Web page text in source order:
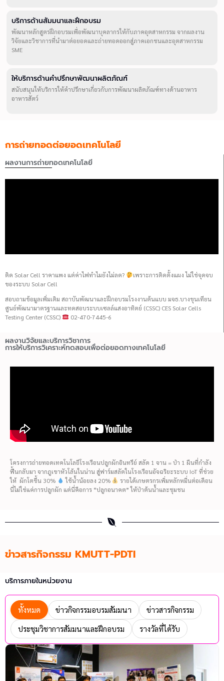
บริการด้านสัมมนาและฝึกอบรม
พัฒนาหลักสูตรฝึกอบรมเพื่อพัฒนาบุคลากรให้กับภาคอุตสาหกรรม จากผลงาน
วิจัยและวิชาการที่นำมาต่อยอดและถ่ายทอดออกสู่ภาคเอกชนและอุตสาหกรรม
SME
ให้บริการด้านคำปรึกษาพัฒนาผลิตภัณฑ์
สนับสนุนให้บริการให้คำปรึกษาเกี่ยวกับการพัฒนาผลิตภัณฑ์ทางด้านอาหาร
อาหารสัตว์
การถ่ายทอดต่อยอดเทคโนโลยี
ผลงานการถ่ายทอดเทคโนโลยี
ติด Solar Cell ราคาแพง แต่ค่าไฟทำไมยังไม่ลด?
เพราะการติดตั้งแผง ไม่ใช่จุดจบ
ของระบบ Solar Cell
สอบถามข้อมูลเพิ่มเติม สถาบันพัฒนาและฝึกอบรมโรงงานต้นแบบ มจธ.บางขุนเทียน
ศูนย์พัฒนามาตรฐานและทดสอบระบบเซลล์แสงอาทิตย์ (CSSC) CES Solar Cells
Testing Center (CSSC)
02-470-7445-6
ผลงานวิจัยและบริการวิชาการ
การให้บริการวิเคราะห์ทดสอบเพื่อต่อยอดทางเทคโนโลยี
โครงการถ่ายทอดเทคโนโลยีโรงเรือนปลูกผักอินทรีย์ สลัด 1 จาน = ป่า 1 ผืนที่กำลัง
ฟื้นกลับมา จากภูเขาหัวโล้นในน่าน สู่ฟาร์มสลัดในโรงเรือนอัจฉริยะระบบ IoT ที่ช่วย
ให้ ผักโตขึ้น 30%
ใช้น้ำน้อยลง 20%
รายได้เกษตรกรเพิ่มหลักหมื่นต่อเดือน
นี่ไม่ใช่แค่การปลูกผัก แต่นี่คือการ “ปลูกอนาคต” ให้ป่าต้นน้ำและชุมชน
ข่าวสารกิจกรรม KMUTT-PDTI
บริการภายในหน่วยงาน
ทั้งหมด ข่าวกิจกรรมอบรมสัมมนา
ข่าวสารกิจกรรม
ประชุมวิชาการสัมมนาและฝึกอบรม
รางวัลที่ได้รับ